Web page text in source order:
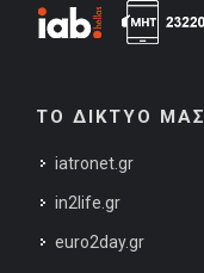
ΤΟ ΔΙΚΤΥΟ ΜΑΣ
iatronet.gr
in2life.gr
euro2day.gr